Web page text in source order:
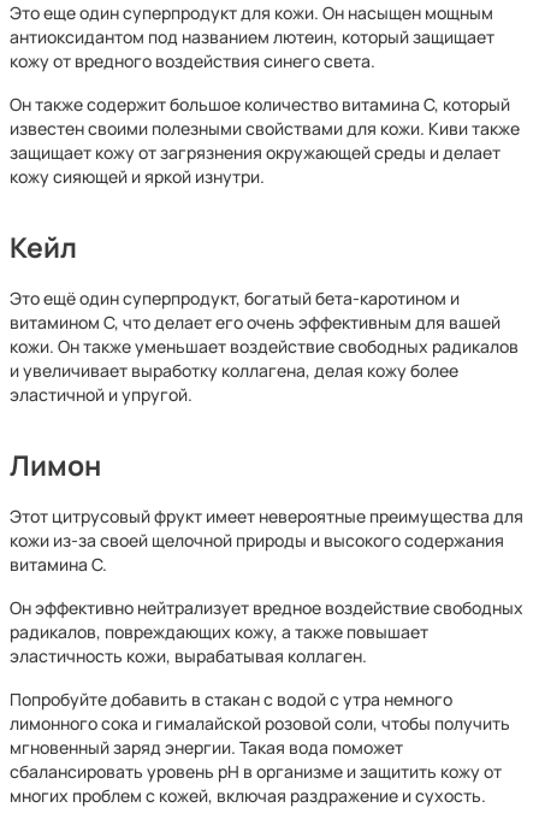
Это еще один суперпродукт для кожи. Он насыщен мощным
антиоксидантом под названием лютеин, который защищает
кожу от вредного воздействия синего света.
Он также содержит большое количество витамина С, который
известен своими полезными свойствами для кожи. Киви также
защищает кожу от загрязнения окружающей среды и делает
кожу сияющей и яркой изнутри.
Кейл
Это ещё один суперпродукт, богатый бета-каротином и
витамином С, что делает его очень эффективным для вашей
кожи. Он также уменьшает воздействие свободных радикалов
и увеличивает выработку коллагена, делая кожу более
эластичной и упругой.
Лимон
Этот цитрусовый фрукт имеет невероятные преимущества для
кожи из-за своей щелочной природы и высокого содержания
витамина С.
Он эффективно нейтрализует вредное воздействие свободных
радикалов, повреждающих кожу, а также повышает
эластичность кожи, вырабатывая коллаген.
Попробуйте добавить в стакан с водой с утра немного
лимонного сока и гималайской розовой соли, чтобы получить
мгновенный заряд энергии. Такая вода поможет
сбалансировать уровень pH в организме и защитить кожу от
многих проблем с кожей, включая раздражение и сухость.